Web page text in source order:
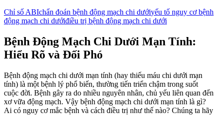
Chỉ số ABIchẩn đoán bệnh động mạch chi dướiyếu tố nguy cơ bệnh
động mạch chi dướiđiều trị bệnh động mạch chi dưới
Bệnh Động Mạch Chi Dưới Mạn Tính:
Hiểu Rõ và Đối Phó
Bệnh động mạch chi dưới mạn tính (hay thiếu máu chi dưới mạn
tính) là một bệnh lý phổ biến, thường tiến triển chậm trong suốt
cuộc đời. Bệnh gây ra do nhiều nguyên nhân, chủ yếu liên quan đến
xơ vữa động mạch. Vậy bệnh động mạch chi dưới mạn tính là gì?
Ai có nguy cơ mắc bệnh và cách điều trị như thế nào? Chúng ta hãy